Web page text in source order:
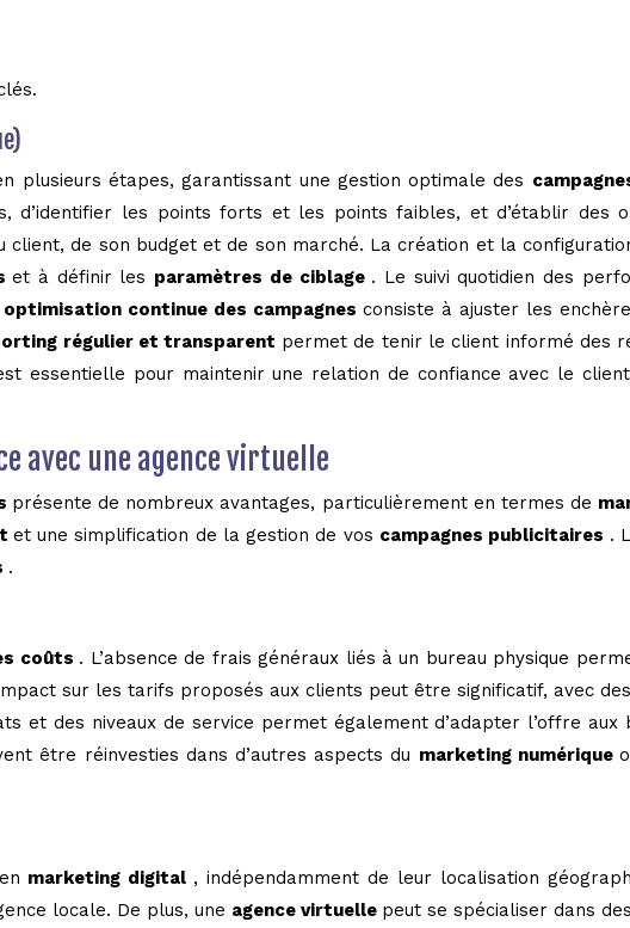
plusieurs étapes, garantissant une gestion optimale des
d’identifier les points forts et les points faibles, et d’établir des
client, de son budget et de son marché. La création et la
et à définir les paramètres de ciblage . Le suivi quotidien des
optimisation continue des campagnes consiste à ajuster les
régulier et transparent permet de tenir le client informé des
essentielle pour maintenir une relation de confiance avec le
avec une agence virtuelle
présente de nombreux avantages, particulièrement en termes de
et une simplification de la gestion de vos campagnes publicitaires .
.
coûts . L’absence de frais généraux liés à un bureau physique
sur les tarifs proposés aux clients peut être significatif, avec
des niveaux de service permet également d’adapter l’offre aux
être réinvesties dans d’autres aspects du marketing numérique
marketing digital , indépendamment de leur localisation
locale. De plus, une agence virtuelle peut se spécialiser dans